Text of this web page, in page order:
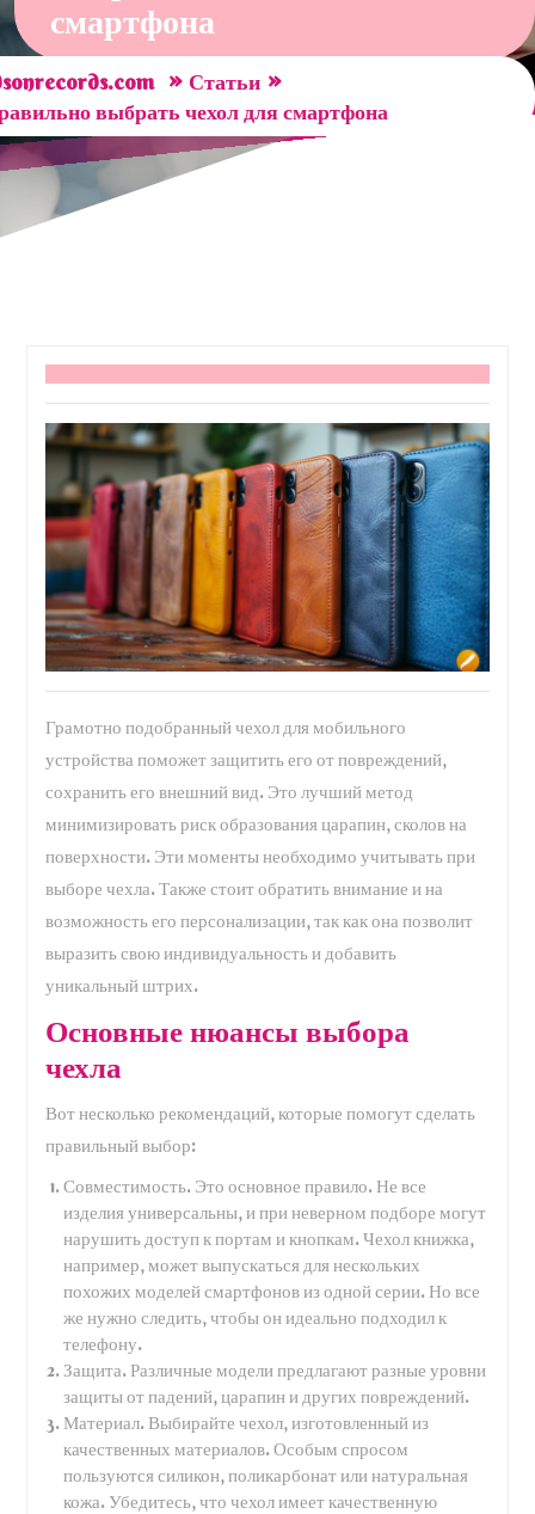
смартфона
» Статьи »
выбрать чехол для смартфона
Грамотно подобранный чехол для мобильного
устройства поможет защитить его от повреждений,
сохранить его внешний вид. Это лучший метод
минимизировать риск образования царапин, сколов на
поверхности. Эти моменты необходимо учитывать при
выборе чехла. Также стоит обратить внимание и на
возможность его персонализации, так как она позволит
выразить свою индивидуальность и добавить
уникальный штрих.
Основные нюансы выбора
чехла
Вот несколько рекомендаций, которые помогут сделать
правильный выбор:
Совместимость. Это основное правило. Не все
изделия универсальны, и при неверном подборе могут
нарушить доступ к портам и кнопкам. Чехол книжка,
например, может выпускаться для нескольких
похожих моделей смартфонов из одной серии. Но все
же нужно следить, чтобы он идеально подходил к
телефону.
Защита. Различные модели предлагают разные уровни
защиты от падений, царапин и других повреждений.
Материал. Выбирайте чехол, изготовленный из
качественных материалов. Особым спросом
пользуются силикон, поликарбонат или натуральная
кожа. Убедитесь, что чехол имеет качественную